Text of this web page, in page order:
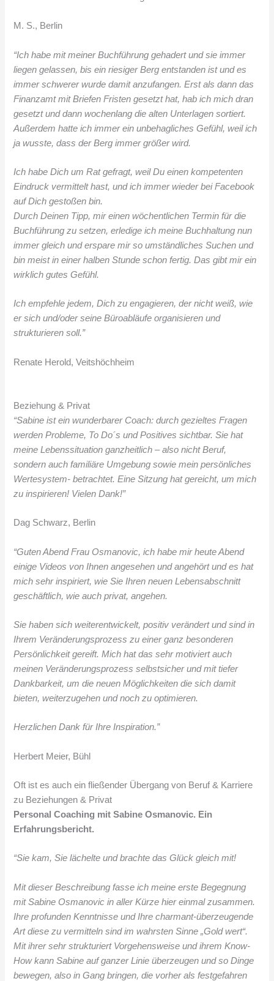
M. S., Berlin
“Ich habe mit meiner Buchführung gehadert und sie immer
liegen gelassen, bis ein riesiger Berg entstanden ist und es
immer schwerer wurde damit anzufangen. Erst als dann das
Finanzamt mit Briefen Fristen gesetzt hat, hab ich mich dran
gesetzt und dann wochenlang die alten Unterlagen sortiert.
Außerdem hatte ich immer ein unbehagliches Gefühl, weil ich
ja wusste, dass der Berg immer größer wird.
Ich habe Dich um Rat gefragt, weil Du einen kompetenten
Eindruck vermittelt hast, und ich immer wieder bei Facebook
auf Dich gestoßen bin.
Durch Deinen Tipp, mir einen wöchentlichen Termin für die
Buchführung zu setzen, erledige ich meine Buchhaltung nun
immer gleich und erspare mir so umständliches Suchen und
bin meist in einer halben Stunde schon fertig. Das gibt mir ein
wirklich gutes Gefühl.
Ich empfehle jedem, Dich zu engagieren, der nicht weiß, wie
er sich und/oder seine Büroabläufe organisieren und
strukturieren soll.”
Renate Herold, Veitshöchheim
Beziehung & Privat
“Sabine ist ein wunderbarer Coach: durch gezieltes Fragen
werden Probleme, To Do´s und Positives sichtbar. Sie hat
meine Lebenssituation ganzheitlich – also nicht Beruf,
sondern auch familiäre Umgebung sowie mein persönliches
Wertesystem- betrachtet. Eine Sitzung hat gereicht, um mich
zu inspirieren! Vielen Dank!”
Dag Schwarz, Berlin
“Guten Abend Frau Osmanovic, ich habe mir heute Abend
einige Videos von Ihnen angesehen und angehört und es hat
mich sehr inspiriert, wie Sie Ihren neuen Lebensabschnitt
geschäftlich, wie auch privat, angehen.
Sie haben sich weiterentwickelt, positiv verändert und sind in
Ihrem Veränderungsprozess zu einer ganz besonderen
Persönlichkeit gereift. Mich hat das sehr motiviert auch
meinen Veränderungsprozess selbstsicherund mit tiefer
Dankbarkeit, um die neuen Möglichkeiten die sich damit
bieten, weiterzugehen und noch zu optimieren.
Herzlichen Dank für Ihre Inspiration.”
Herbert Meier, Bühl
Oft ist es auch ein fließender Übergang von Beruf & Karriere
zu Beziehungen & Privat
Personal Coaching mit Sabine Osmanovic. Ein
Erfahrungsbericht.
“Sie kam, Sie lächelte und brachte das Glück gleich mit!
Mit dieser Beschreibung fasse ich meine erste Begegnung
mit Sabine Osmanovic in aller Kürze hier einmal zusammen.
Ihre profunden Kenntnisse und Ihre charmant-überzeugende
Art diese zu vermitteln sind im wahrsten Sinne „Gold wert“.
Mit ihrer sehr strukturiert Vorgehensweise und ihrem Know-
How kann Sabine auf ganzer Linie überzeugen und so Dinge
bewegen, also in Gang bringen, die vorher als festgefahren